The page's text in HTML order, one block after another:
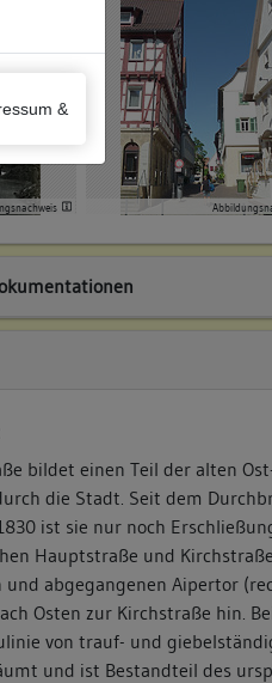
&
bildet einen Teil der alten
die Stadt. Seit dem
ist sie nur noch
Hauptstraße und
und abgegangenen Aipertor
Osten zur Kirchstraße hin.
von trauf- und
und ist Bestandteil des